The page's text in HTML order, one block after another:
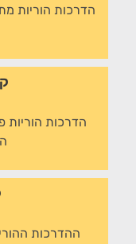
הדרכות הוריות
הדרכות הוריות
ההדרכות